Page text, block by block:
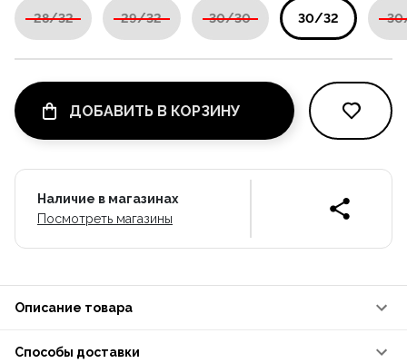
28/32 29/32 30/30 30/32
ДОБАВИТЬ В КОРЗИНУ
Наличие в магазинах
Посмотреть магазины
Описание товара
Способы доставки